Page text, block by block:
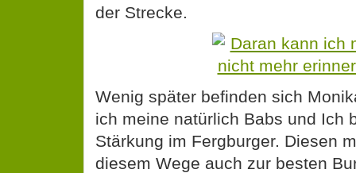
der Strecke.
Wenig später befinden sich
ich meine natürlich Babs und Ich
Stärkung im Fergburger. Diesen
diesem Wege auch zur besten